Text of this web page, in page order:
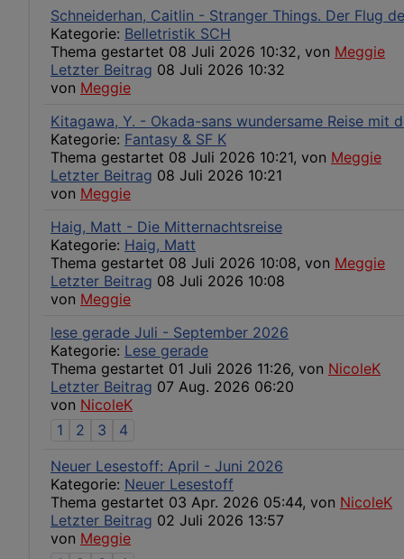
Schneiderhan, Caitlin - Stranger Things. Der Flug
Kategorie: Belletristik SCH
Thema gestartet 08 Juli 2026 10:32, von Meggie
Letzter Beitrag 08 Juli 2026 10:32
von Meggie
Kitagawa, Y. - Okada-sans wundersame Reise mit
Kategorie: Fantasy & SF K
Thema gestartet 08 Juli 2026 10:21, von Meggie
Letzter Beitrag 08 Juli 2026 10:21
von Meggie
Haig, Matt - Die Mitternachtsreise
Kategorie: Haig, Matt
Thema gestartet 08 Juli 2026 10:08, von Meggie
Letzter Beitrag 08 Juli 2026 10:08
von Meggie
lese gerade Juli - September 2026
Kategorie: Lese gerade
Thema gestartet 01 Juli 2026 11:26, von NicoleK
Letzter Beitrag 07 Aug. 2026 06:20
von NicoleK
1
2 3
4
Neuer Lesestoff: April - Juni 2026
Kategorie: Neuer Lesestoff
Thema gestartet 03 Apr. 2026 05:44, von NicoleK
Letzter Beitrag 02 Juli 2026 13:57
von Meggie